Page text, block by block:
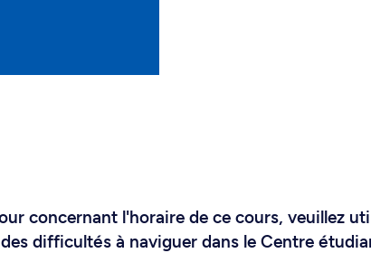
concernant l'horaire de ce cours, veuillez
difficultés à naviguer dans le Centre